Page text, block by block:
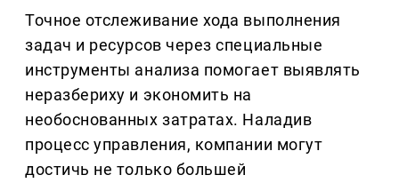
Точное отслеживание хода выполнения
задач и ресурсов через специальные
инструменты анализа помогает выявлять
неразбериху и экономить на
необоснованных затратах. Наладив
процесс управления, компании могут
достичь не только большей